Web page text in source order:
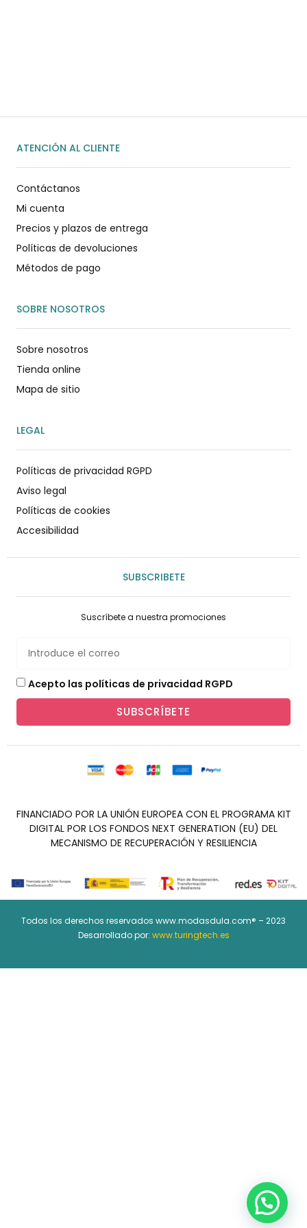
ATENCIÓN AL CLIENTE
Contáctanos
Mi cuenta
Precios y plazos de entrega
Políticas de devoluciones
Métodos de pago
SOBRE NOSOTROS
Sobre nosotros
Tienda online
Mapa de sitio
LEGAL
Políticas de privacidad RGPD
Aviso legal
Políticas de cookies
Accesibilidad
SUBSCRIBETE
Suscríbete a nuestra promociones
Acepto las políticas de privacidad RGPD
SUBSCRÍBETE
FINANCIADO POR LA UNIÓN EUROPEA CON EL PROGRAMA KIT
DIGITAL POR LOS FONDOS NEXT GENERATION (EU) DEL
MECANISMO DE RECUPERACIÓN Y RESILIENCIA
Todos los derechos reservados www.modasdula.com® – 2023
Desarrollado por: www.turingtech.es